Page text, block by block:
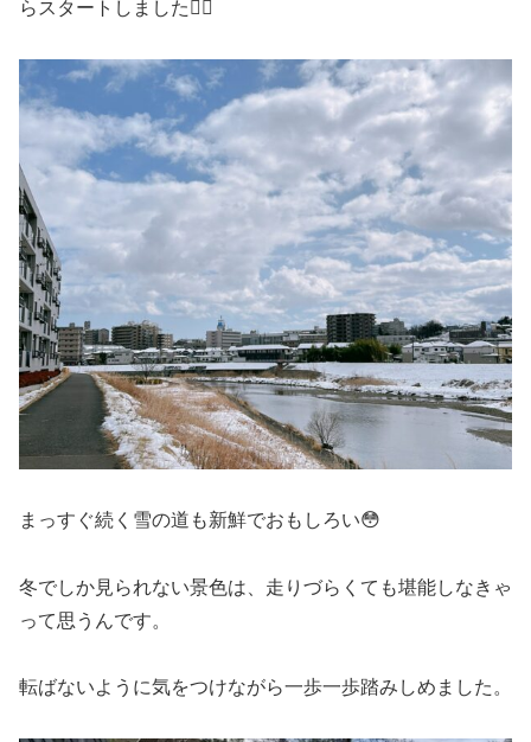
らスタートしました🏃‍♀️
まっすぐ続く雪の道も新鮮でおもしろい😳
冬でしか見られない景色は、走りづらくても堪能しなきゃ
って思うんです。
転ばないように気をつけながら一歩一歩踏みしめました。